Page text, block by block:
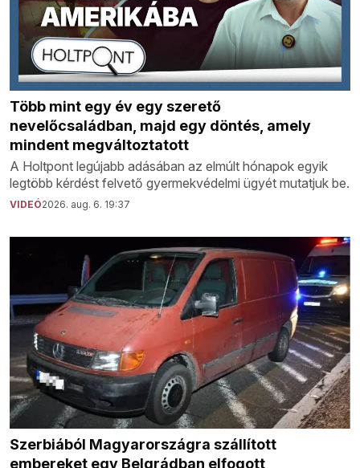
Több mint egy év egy szerető
nevelőcsaládban, majd egy döntés, amely
mindent megváltoztatott
A Holtpont legújabb adásában az elmúlt hónapok egyik
legtöbb kérdést felvető gyermekvédelmi ügyét mutatjuk be.
VIDEÓ2026. aug. 6. 19:37
Szerbiából Magyarországra szállított
embereket egy Belgrádban elfogott